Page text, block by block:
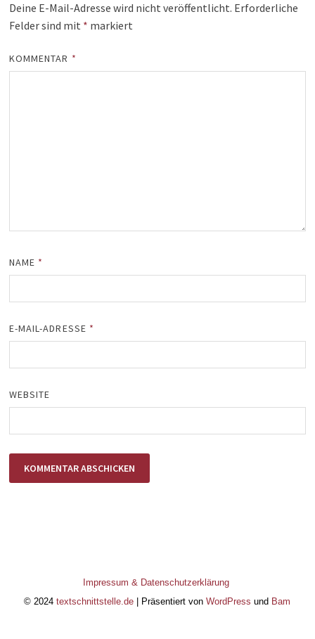
Deine E-Mail-Adresse wird nicht veröffentlicht. Erforderliche
Felder sind mit * markiert
KOMMENTAR *
NAME *
E-MAIL-ADRESSE *
WEBSITE
Impressum & Datenschutzerklärung
© 2024textschnittstelle.de | Präsentiert vonWordPress und Bam